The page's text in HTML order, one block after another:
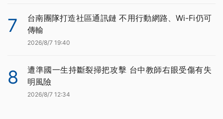
7
台南團隊打造社區通訊鏈 不用行動網路、Wi-Fi仍可
傳輸
2026/8/7 19:40
8
遭準國一生持斷裂掃把攻擊 台中教師右眼受傷有失
明風險
2026/8/7 12:34